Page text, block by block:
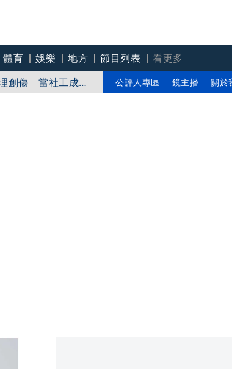
體育 娛樂 地方 節目列表
看更多
創傷 當社工成
機｜社工消失中
公評人專區 鏡主播 關於